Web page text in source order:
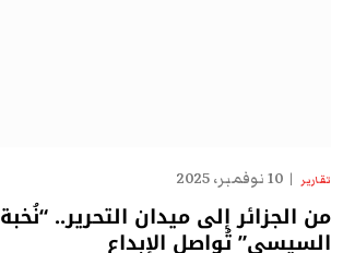
تقارير 10 نوفمبر، 2025
من الجزائر إلى ميدان التحرير.. “نُخبة
السيسي” تُواصل الإبداع